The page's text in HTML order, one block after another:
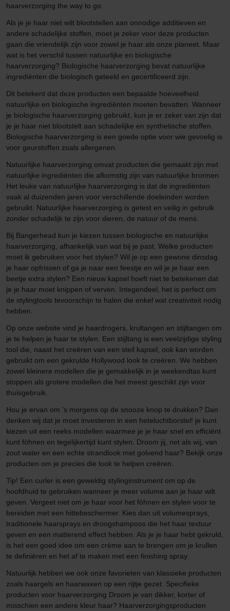
haarverzorging the way to go.
Als je je haar niet wilt blootstellen aan onnodige additieven en
andere schadelijke stoffen, moet je zeker voor deze producten
gaan die vriendelijk zijn voor zowel je haar als onze planeet. Maar
wat is het verschil tussen natuurlijke en biologische
haarverzorging? Biologische haarverzorging bevat natuurlijke
ingrediënten die biologisch geteeld en gecertificeerd zijn.
Dit betekent dat deze producten een bepaalde hoeveelheid
natuurlijke en biologische ingrediënten moeten bevatten. Wanneer
je biologische haarverzorging gebruikt, kun je er zeker van zijn dat
je je haar niet blootstelt aan schadelijke en synthetische stoffen.
Biologische haarverzorging is een goede optie voor wie gevoelig is
voor geurstoffen zoals allergenen.
Natuurlijke haarverzorging omvat producten die gemaakt zijn met
natuurlijke ingrediënten die afkomstig zijn van natuurlijke bronnen.
Het leuke van natuurlijke haarverzorging is dat de ingrediënten
vaak al duizenden jaren voor verschillende doeleinden worden
gebruikt. Natuurlijke haarverzorging is getest en veilig in gebruik
zonder schadelijk te zijn voor dieren, de natuur of de mens.
Bij Bangerhead kun je kiezen tussen biologische en natuurlijke
haarverzorging, afhankelijk van wat bij je past. Welke producten
moet ik gebruiken voor het stylen? Wil je op een gewone dinsdag
je haar opfrissen of ga je naar een feestje en wil je je haar een
beetje extra stylen? Een nieuw kapsel hoeft niet te betekenen dat
je je haar moet knippen of verven. Integendeel, het is perfect om
de stylingtools tevoorschijn te halen die enkel wat creativiteit nodig
hebben.
Op onze website vind je haardrogers, krultangen en stijltangen om
je te helpen je haar te stylen. Een stijltang is een veelzijdige styling
tool die, naast het creëren van een steil kapsel, ook kan worden
gebruikt om een gekrulde Hollywood look te creëren. We hebben
zowel kleinere modellen die je gemakkelijk in je weekendtas kunt
stoppen als grotere modellen die het meest geschikt zijn voor
thuisgebruik.
Hou je ervan om 's morgens op de snooze knop te drukken? Dan
denken wij dat je moet investeren in een heteluchtborstel! je kunt
kiezen uit een reeks modellen waarmee je je haar snel en efficiënt
kunt föhnen en tegelijkertijd kunt stylen. Droom jij, net als wij, van
zout water en een echte strandlook met golvend haar? Bekijk onze
producten om je precies die look te helpen creëren.
Tip! Een curler is een geweldig stylinginstrument om op de
hoofdhuid te gebruiken wanneer je meer volume aan je haar wilt
geven. Vergeet niet om je haar voor het föhnen en stylen voor te
bereiden met een hittebeschermer. Kies dan uit volumesprays,
traditionele haarsprays en droogshampoos die het haar textuur
geven en een matterend effect hebben. Als je je haar hebt gekruld,
is het een goed idee om een crème aan te brengen om je krullen
te definiëren en het af te maken met een finishing spray.
Natuurlijk hebben we ook onze favorieten van klassieke producten
zoals haargels en haarwaxen op een rijtje gezet. Specifieke
producten voor haarverzorging Droom je van dikker, korter of
misschien een andere kleur haar? Haarverzorgingsproducten